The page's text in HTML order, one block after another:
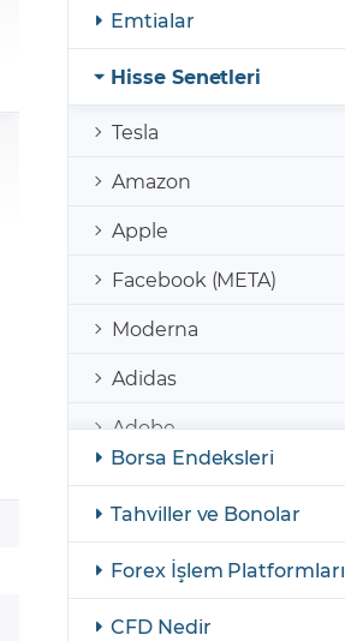
GCM Borsa Trader Eğitim Videoları
Emtialar
Hisse Senetleri
Tesla
Amazon
Apple
Facebook (META)
Moderna
Adidas
Adobe
Coinbase
AliBaba
Allianz
Borsa Endeksleri
Tahviller ve Bonolar
Forex İşlem Platformları
CFD Nedir